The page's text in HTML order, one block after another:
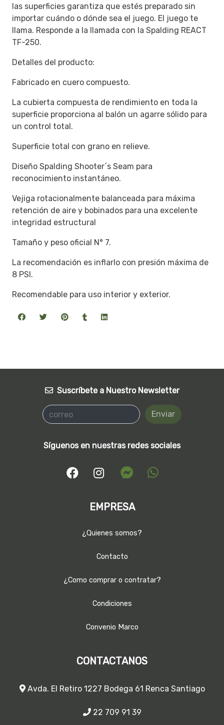
las superficies garantiza que estés preparado sin
importar cuándo o dónde sea el juego. El juego te
llama. Responde a la llamada con la Spalding REACT
TF-250.
Detalles del producto:
Fabricado en cuero compuesto.
La cubierta compuesta de rendimiento en toda la
superficie proporciona al balón un agarre sólido para
un control total.
Superficie total con grano en relieve.
Diseño Spalding Shooter´s Seam para
reconocimiento instantáneo.
Vejiga rotacionalmente balanceada para máxima
retención de aire y bobinados para una excelente
integridad estructural
Tamaño y peso oficial N° 7.
La recomendación es inflarlo con presión máxima de
8 PSI.
Recomendable para uso interior y exterior.
Suscríbete a Nuestro Newsletter
Enviar
Síguenos en nuestras redes sociales
EMPRESA
¿Quienes somos?
Contacto
¿Como comprar o contratar?
Condiciones
Convenio Marco
CONTACTANOS
Avda. El Retiro 1227 Bodega 61 Renca Santiago
22 709 91 39